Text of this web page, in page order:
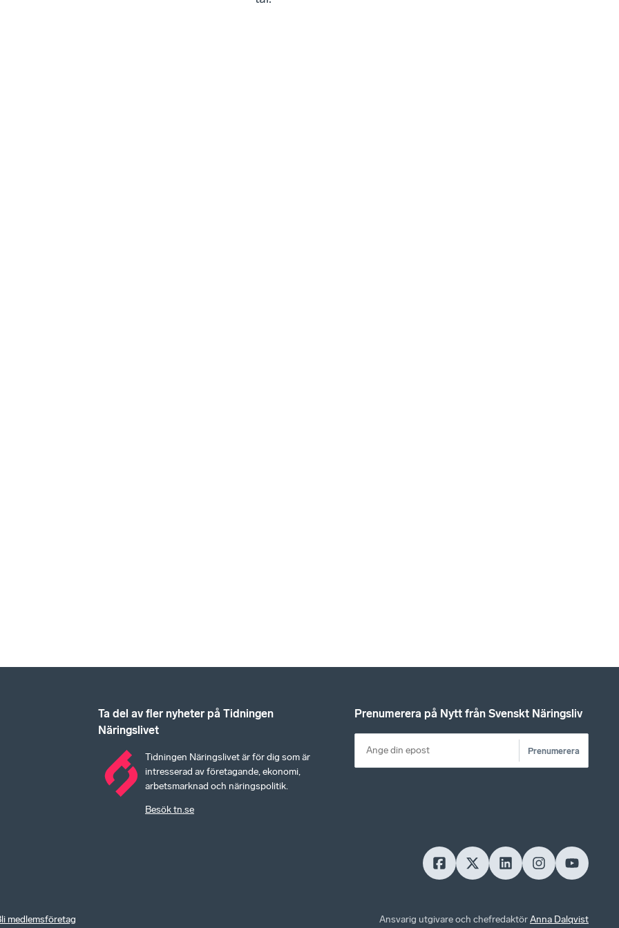
Ta del av fler nyheter på Tidningen
Näringslivet
Tidningen Näringslivet är för dig som är
intresserad av företagande, ekonomi,
arbetsmarknad och näringspolitik.
Besök tn.se
Prenumerera på Nytt från Svenskt Näringsliv
Prenumerera
medlemsföretag Ansvarig utgivare och chefredaktörAnna Dalqvist